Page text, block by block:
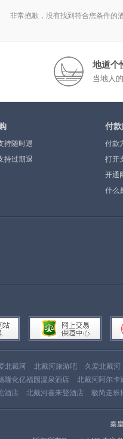
非常抱歉，没有找到符合您条件的
地道个
当地人
持随时退
持过期退
付
付款
打开
示”
开通
什么
北戴河 北戴河旅游吧 久爱北戴河
隆化亿福园温泉酒店 北戴河阿尔卡
酒店 北戴河喜来登酒店 极简走班
秦